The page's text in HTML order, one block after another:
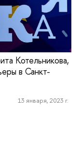
Котельникова,
в Санкт-
13 января, 2023 г.